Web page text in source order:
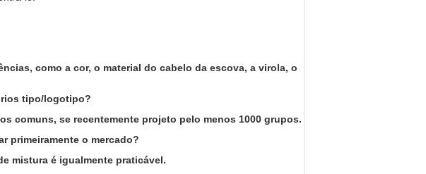
como a cor, o material do cabelo da escova, a virola, o
tipo/logotipo?
comuns, se recentemente projeto pelo menos 1000 grupos.
primeiramente o mercado?
mistura é igualmente praticável.